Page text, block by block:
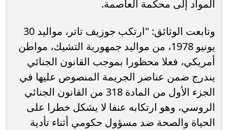
المواد إلى محكمة العاصمة.
وتابعت الوثائق: "ارتكب جوزيف تاتر، مواليد 30
يونيو 1978، من مواليد جمهورية التشيك، مواطن
أمريكي، فعلا محظورا بموجب القانون الجنائي
يندرج ضمن عناصر الجريمة المنصوص عليها في
الجزء الأول من المادة 318 من القانون الجنائي
الروسي، وهو ارتكابه عنفا لا يشكل خطرا على
الحياة والصحة ضد مسؤول حكومي أثناء تأدية